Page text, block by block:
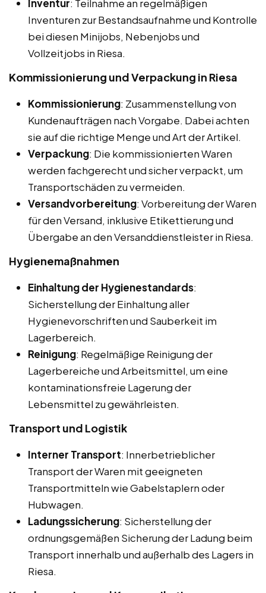
Inventur: Teilnahme an regelmäßigen
Inventuren zur Bestandsaufnahme und Kontrolle
bei diesen Minijobs, Nebenjobs und
Vollzeitjobs in Riesa.
Kommissionierung und Verpackung in Riesa
Kommissionierung: Zusammenstellung von
Kundenaufträgen nach Vorgabe. Dabei achten
sie auf die richtige Menge und Art der Artikel.
Verpackung: Die kommissionierten Waren
werden fachgerecht und sicher verpackt, um
Transportschäden zu vermeiden.
Versandvorbereitung: Vorbereitung der Waren
für den Versand, inklusive Etikettierung und
Übergabe an den Versanddienstleister in Riesa.
Hygienemaßnahmen
Einhaltung der Hygienestandards:
Sicherstellung der Einhaltung aller
Hygienevorschriften und Sauberkeit im
Lagerbereich.
Reinigung: Regelmäßige Reinigung der
Lagerbereiche und Arbeitsmittel, um eine
kontaminationsfreie Lagerung der
Lebensmittel zu gewährleisten.
Transport und Logistik
Interner Transport: Innerbetrieblicher
Transport der Waren mit geeigneten
Transportmitteln wie Gabelstaplern oder
Hubwagen.
Ladungssicherung: Sicherstellung der
ordnungsgemäßen Sicherung der Ladung beim
Transport innerhalb und außerhalb des Lagers in
Riesa.